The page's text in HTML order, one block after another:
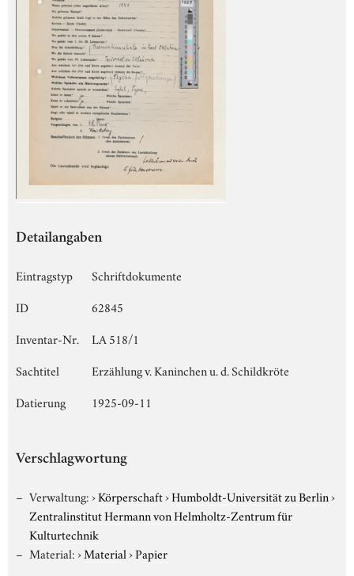
Detailangaben
Eintragstyp
Schriftdokumente
ID
62845
Inventar-Nr.
LA 518/1
Sachtitel
Erzählung v. Kaninchen u. d. Schildkröte
Datierung
1925-09-11
Verschlagwortung
Verwaltung:›Körperschaft›Humboldt-Universität zu Berlin›
Zentralinstitut Hermann von Helmholtz-Zentrum für
Kulturtechnik
Material:›Material›Papier